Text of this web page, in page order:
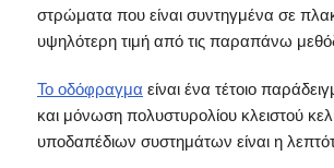
στρώματα που είναι συντηγμένα σε
υψηλότερη τιμή από τις παραπάνω
Το οδόφραγμα είναι ένα τέτοιο
και μόνωση πολυστυρολίου κλειστού
υποδαπέδιων συστημάτων είναι η